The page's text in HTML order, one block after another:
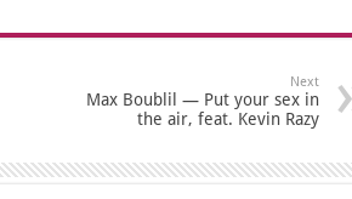
Next
Max Boublil — Put your sex in
the air, feat. Kevin Razy